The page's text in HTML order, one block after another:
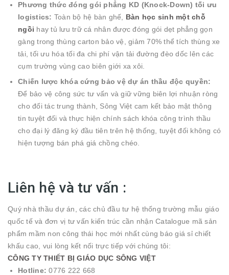
Phương thức đóng gói phẳng KD (Knock-Down) tối ưu
logistics: Toàn bộ hệ bàn ghế, Bàn học sinh một chỗ
ngồi hay tủ lưu trữ cá nhân được đóng gói dẹt phẳng gọn
gàng trong thùng carton bảo vệ, giảm 70% thể tích thùng xe
tải, tối ưu hóa tối đa chi phí vận tải đường đèo dốc lên các
cụm trường vùng cao biên giới xa xôi.
Chiến lược khóa cứng bảo vệ dự án thầu độc quyền:
Để bảo vệ công sức tư vấn và giữ vững biên lợi nhuận ròng
cho đối tác trung thành, Sông Việt cam kết bảo mật thông
tin tuyệt đối và thực hiện chính sách khóa công trình thầu
cho đại lý đăng ký đầu tiên trên hệ thống, tuyệt đối không có
hiện tượng bán phá giá chồng chéo.
Liên hệ và tư vấn :
Quý nhà thầu dự án, các chủ đầu tư hệ thống trường mẫu giáo
quốc tế và đơn vị tư vấn kiến trúc cần nhận Catalogue mã sản
phẩm mầm non công thái học mới nhất cùng báo giá sỉ chiết
khấu cao, vui lòng kết nối trực tiếp với chúng tôi:
CÔNG TY THIẾT BỊ GIÁO DỤC SÔNG VIỆT
Hotline: 0776 222 668